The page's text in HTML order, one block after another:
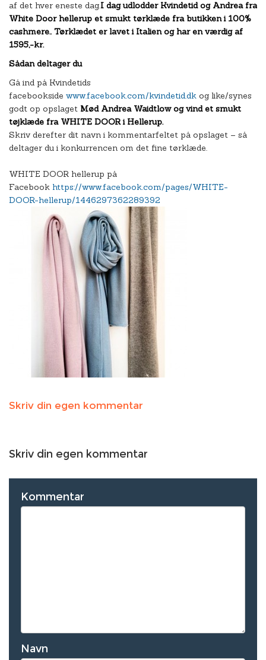
af det hver eneste dag.I dag udlodder Kvindetid og Andrea fra
White Door hellerup et smukt tørklæde fra butikken i 100%
cashmere.. Tørklædet er lavet i Italien og har en værdig af
1595,-kr.
Sådan deltager du
Gå ind på Kvindetids
facebookside www.facebook.com/kvindetid.dk og like/synes
godt op opslaget Mød Andrea Waidtlow og vind et smukt
tøjklæde fra WHITE DOOR i Hellerup.
Skriv derefter dit navn i kommentarfeltet på opslaget – så
deltager du i konkurrencen om det fine tørklæde.
WHITE DOOR hellerup på
Facebook https://www.facebook.com/pages/WHITE-
DOOR-hellerup/1446297362289392
Skriv din egen kommentar
Skriv din egen kommentar
Kommentar
Navn